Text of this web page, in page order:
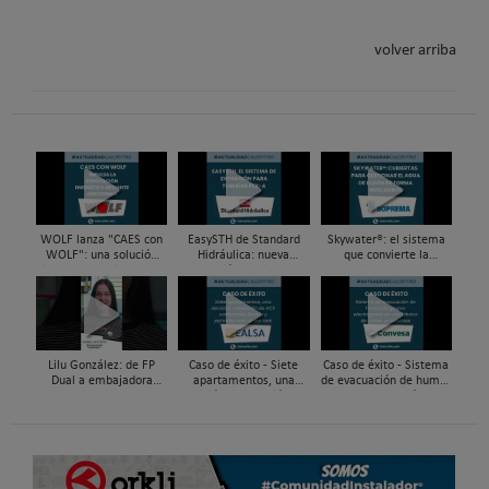
volver arriba
WOLF lanza "CAES con
WOLF": una solución
la renovación energética
mediante...
EasySTH de Standard
Hidráulica: nueva
de expansión para
tuberías PEX
Skywater®: el sistema
que convierte la
infraestructura activa de
gestión del agua...
Lilu González: de FP
Dual a embajadora
Caso de éxito - Siete
apartamentos, una
Caso de éxito - Sistema
de evacuación de humos